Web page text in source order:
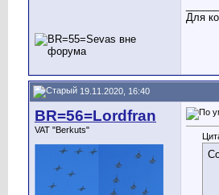
Для
19.11.2020, 16:40
BR=56=Lordfran
VAT "Berkuts"